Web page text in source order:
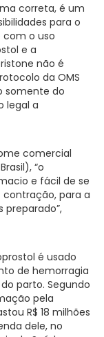
correta, é um
para o
o uso
e a
não é
da OMS
somente do
legal a
comercial
“o
e fácil de se
para a
é usado
de hemorragia
parto. Segundo
pela
R$ 18 milhões
dele, no